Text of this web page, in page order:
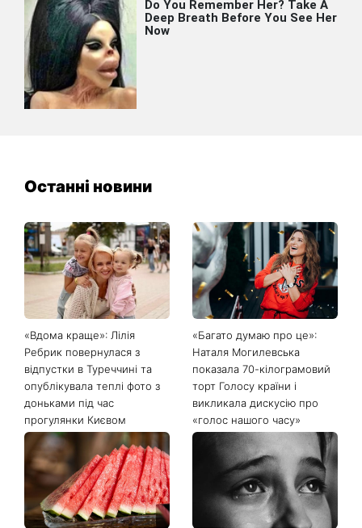
Останні новини
«Вдома краще»: Лілія
Ребрик повернулася з
відпустки в Туреччині та
опублікувала теплі фото з
доньками під час
прогулянки Києвом
«Багато думаю про це»:
Наталя Могилевська
показала 70-кілограмовий
торт Голосу країни і
викликала дискусію про
«голос нашого часу»